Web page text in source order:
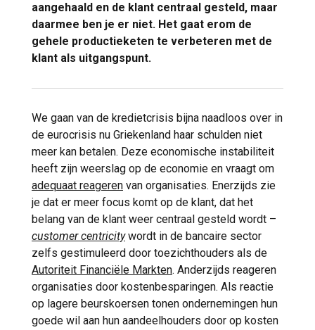
aangehaald en de klant centraal gesteld, maar
daarmee ben je er niet. Het gaat erom de
gehele productieketen te verbeteren met de
klant als uitgangspunt.
We gaan van de kredietcrisis bijna naadloos over in
de eurocrisis nu Griekenland haar schulden niet
meer kan betalen. Deze economische instabiliteit
heeft zijn weerslag op de economie en vraagt om
adequaat reageren van organisaties. Enerzijds zie
je dat er meer focus komt op de klant, dat het
belang van de klant weer centraal gesteld wordt –
customer centricity wordt in de bancaire sector
zelfs gestimuleerd door toezichthouders als de
Autoriteit Financiële Markten. Anderzijds reageren
organisaties door kostenbesparingen. Als reactie
op lagere beurskoersen tonen ondernemingen hun
goede wil aan hun aandeelhouders door op kosten